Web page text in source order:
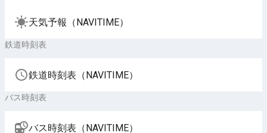
天気予報（NAVITIME）
鉄道時刻表
鉄道時刻表（NAVITIME）
バス時刻表
バス時刻表（NAVITIME）